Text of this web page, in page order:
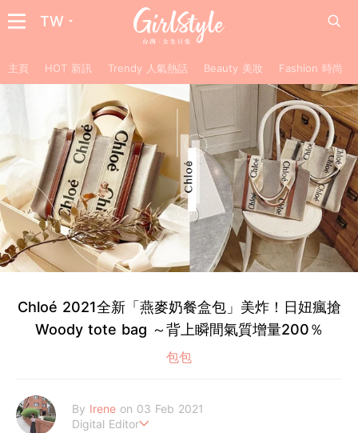
TW
主頁 HOT 新訊 Trendy 人氣熱話 Beauty 美妝 Fashion 時尚
Chloé 2021全新「燕麥奶餐盒包」美炸！日妞瘋搶
Woody tote bag ～背上瞬間氣質增量200％
包包
By Irene on 03 Feb 2021
Digital Editor